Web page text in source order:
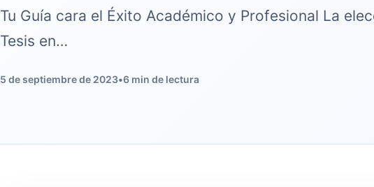
Tu Guía cara el Éxito Académico y Profesional La
Tesis en…
5 de septiembre de 2023•6 min de lectura